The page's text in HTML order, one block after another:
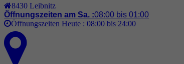
8430 Leibnitz
Öffnungszeiten am Sa. :08:00 bis 01:00
Öffnungszeiten Heute : 08:00 bis 24:00